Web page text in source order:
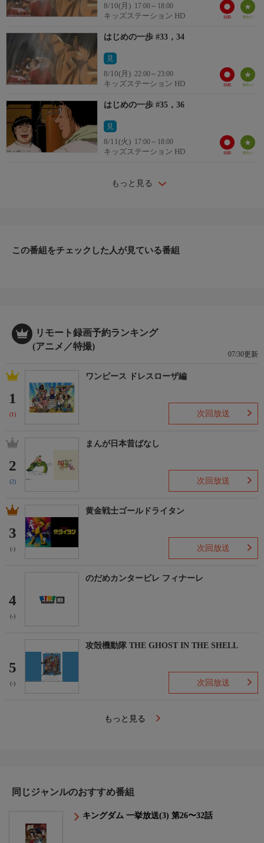
8/10(月) 17:00～18:00
キッズステーション HD
はじめの一歩 #33，34
見
8/10(月) 22:00～23:00
キッズステーション HD
はじめの一歩 #35，36
見
8/11(火) 17:00～18:00
キッズステーション HD
もっと見る
この番組をチェックした人が見ている番組
リモート録画予約ランキング
(アニメ／特撮)
07/30更新
1
(1)
ワンピース ドレスローザ編
次回放送
2
(2)
まんが日本昔ばなし
次回放送
3
(-)
黄金戦士ゴールドライタン
次回放送
4
(-)
のだめカンタービレ フィナーレ
5
(-)
攻殻機動隊 THE GHOST IN THE SHELL
次回放送
もっと見る
同じジャンルのおすすめ番組
キングダム 一挙放送(3) 第26〜32話